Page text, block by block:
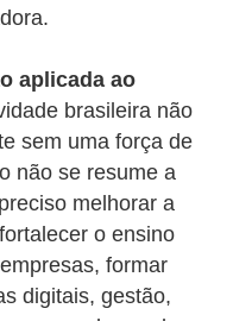
aplicada ao
brasileira não
sem uma força de
não se resume a
melhorar a
o ensino
formar
digitais, gestão,